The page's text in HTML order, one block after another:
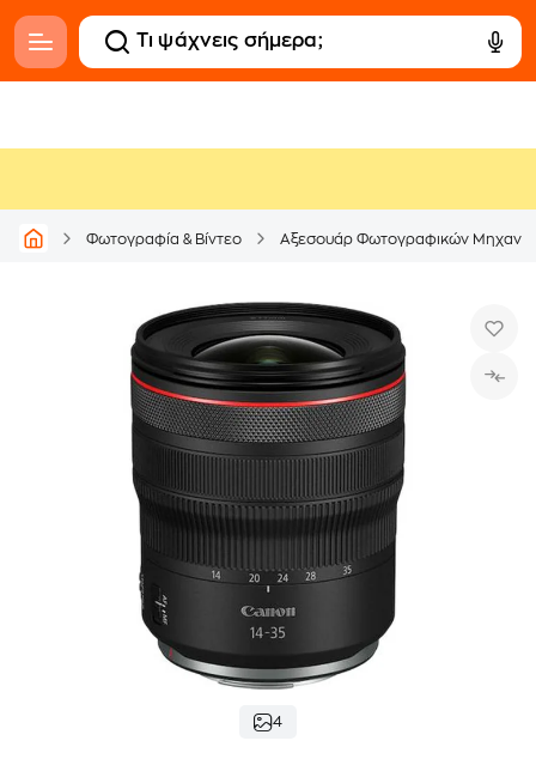
Φωτογραφία & Βίντεο Αξεσουάρ Φωτογραφικών
4